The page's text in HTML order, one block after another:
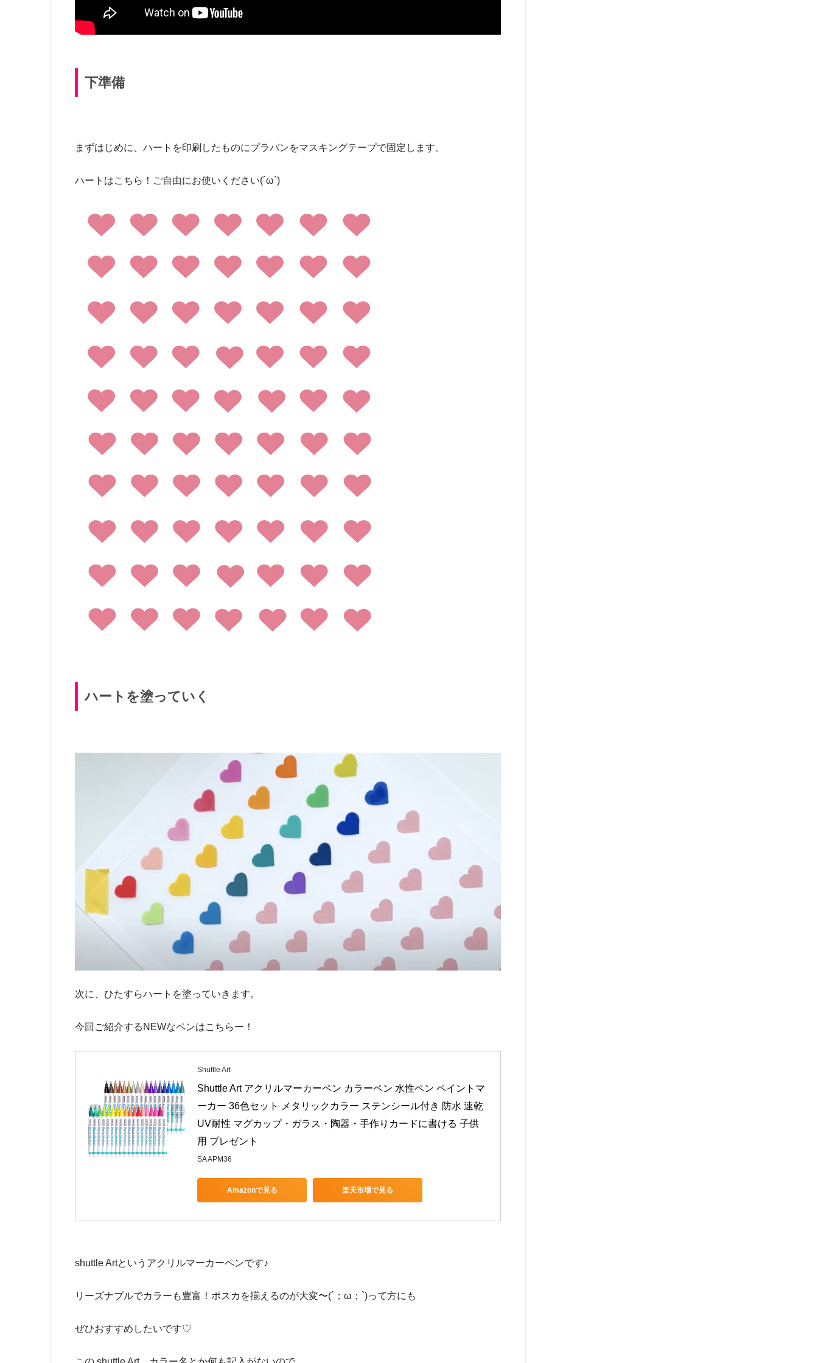
下準備
まずはじめに、ハートを印刷したものにプラバンをマスキングテープで固定します。
ハートはこちら！ご自由にお使いください(´ω`)
ハートを塗っていく
次に、ひたすらハートを塗っていきます。
今回ご紹介するNEWなペンはこちらー！
Shuttle Art
Shuttle Art アクリルマーカーペン カラーペン 水性ペン ペイントマ
ーカー 36色セット メタリックカラー ステンシール付き 防水 速乾
UV耐性 マグカップ・ガラス・陶器・手作りカードに書ける 子供
用 プレゼント
SA APM36
Amazonで見る 楽天市場で見る
shuttle Artというアクリルマーカーペンです♪
リーズナブルでカラーも豊富！ポスカを揃えるのが大変〜(´；ω；`)って方にも
ぜひおすすめしたいです♡